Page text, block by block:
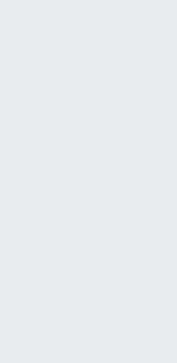
ruminants